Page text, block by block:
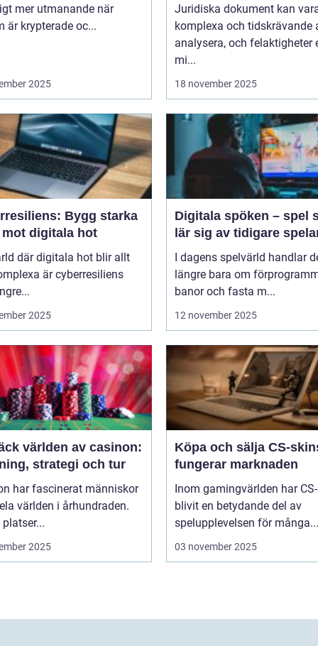
mer utmanande när
är krypterade oc...
2025
Juridiska dokument kan
komplexa och tidskrävande
analysera, och felaktigheter
mi...
18 november 2025
Bygg starka
mot digitala hot
där digitala hot blir allt
är cyberresiliens
2025
Digitala spöken – spel
lär sig av tidigare
I dagens spelvärld handlar
längre bara om
banor och fasta m...
12 november 2025
världen av casinon:
strategi och tur
har fascinerat människor
världen i århundraden.
2025
Köpa och sälja CS-
fungerar marknaden
Inom gamingvärlden har
blivit en betydande del av
spelupplevelsen för många...
03 november 2025